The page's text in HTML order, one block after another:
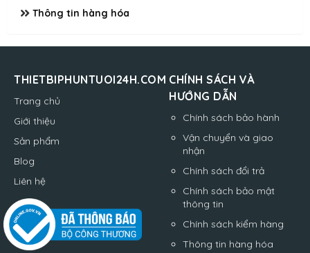
Thông tin hàng hóa
THIETBIPHUNTUOI24H.COM
Trang chủ
Giới thiệu
Sản phẩm
Blog
Liên hệ
CHÍNH SÁCH VÀ
HƯỚNG DẪN
Chính sách bảo hành
Vận chuyển và giao
nhận
Chính sách đổi trả
Chính sách bảo mật
thông tin
Chính sách kiểm hàng
Thông tin hàng hóa